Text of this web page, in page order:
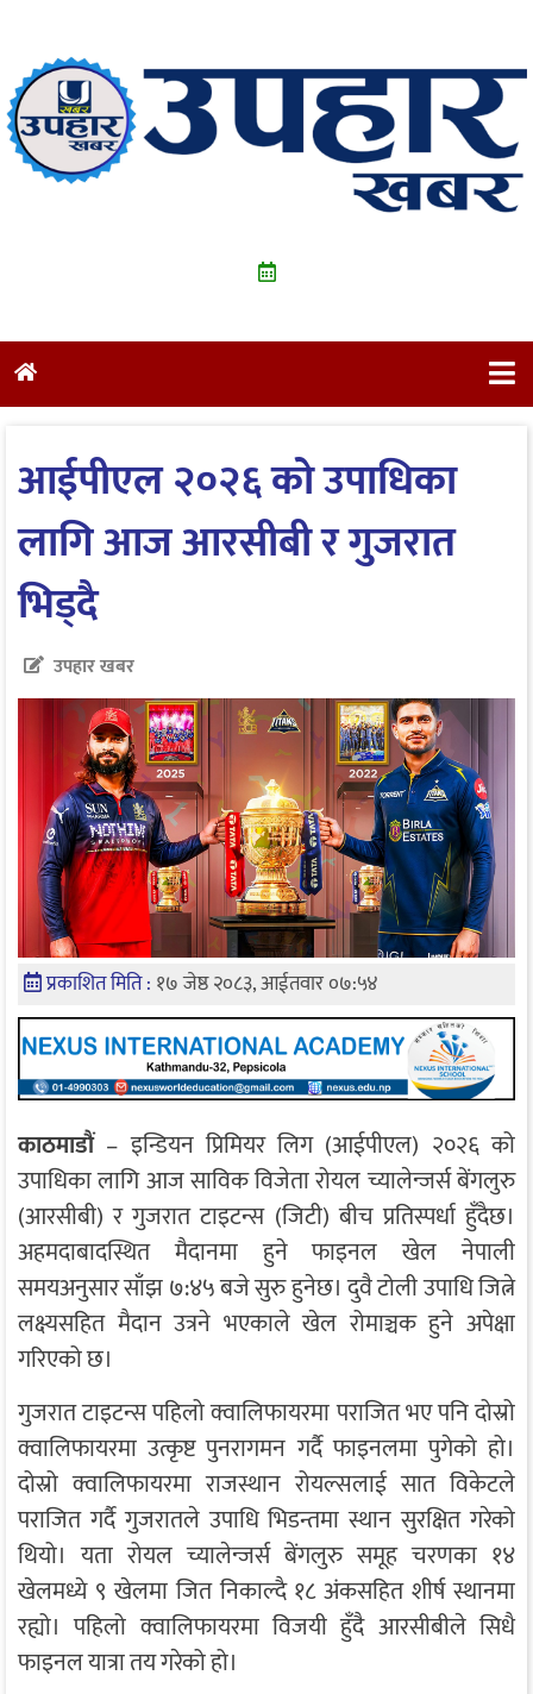
content
आईपीएल २०२६ को उपाधिका
लागि आज आरसीबी र गुजरात
भिड्दै
उपहार खबर
प्रकाशित मिति : १७ जेष्ठ २०८३, आईतवार ०७:५४
काठमाडौं– इन्डियन प्रिमियर लिग (आईपीएल) २०२६ को
उपाधिका लागि आज साविक विजेता रोयल च्यालेन्जर्स बेंगलुरु
(आरसीबी) र गुजरात टाइटन्स (जिटी) बीच प्रतिस्पर्धा हुँदैछ।
अहमदाबादस्थित मैदानमा हुने फाइनल खेल नेपाली
समयअनुसार साँझ ७:४५ बजे सुरु हुनेछ। दुवै टोली उपाधि जित्ने
लक्ष्यसहित मैदान उत्रने भएकाले खेल रोमाञ्चक हुने अपेक्षा
गरिएको छ।
गुजरात टाइटन्स पहिलो क्वालिफायरमा पराजित भए पनि दोस्रो
क्वालिफायरमा उत्कृष्ट पुनरागमन गर्दै फाइनलमा पुगेको हो।
दोस्रो क्वालिफायरमा राजस्थान रोयल्सलाई सात विकेटले
पराजित गर्दै गुजरातले उपाधि भिडन्तमा स्थान सुरक्षित गरेको
थियो। यता रोयल च्यालेन्जर्स बेंगलुरु समूह चरणका १४
खेलमध्ये ९ खेलमा जित निकाल्दै १८ अंकसहित शीर्ष स्थानमा
रह्यो। पहिलो क्वालिफायरमा विजयी हुँदै आरसीबीले सिधै
फाइनल यात्रा तय गरेको हो।